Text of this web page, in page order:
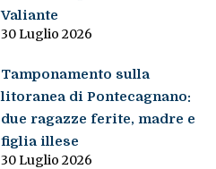
Valiante
30 Luglio 2026
Tamponamento sulla
litoranea di Pontecagnano:
due ragazze ferite, madre e
figlia illese
30 Luglio 2026